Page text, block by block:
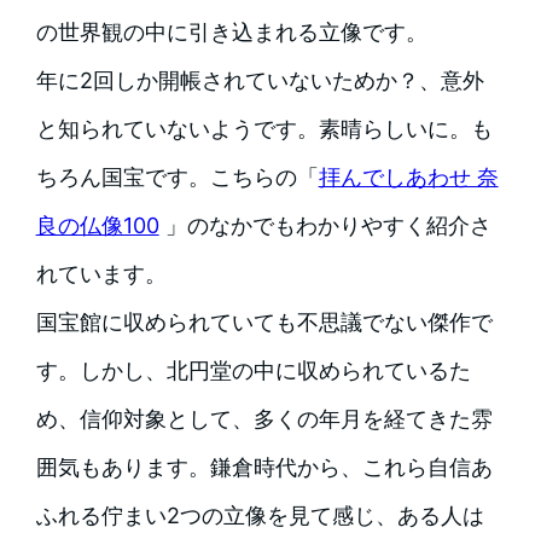
の世界観の中に引き込まれる立像です。
年に2回しか開帳されていないためか？、意外
と知られていないようです。素晴らしいに。も
ちろん国宝です。こちらの「拝んでしあわせ 奈
良の仏像100」のなかでもわかりやすく紹介さ
れています。
国宝館に収められていても不思議でない傑作で
す。しかし、北円堂の中に収められているた
め、信仰対象として、多くの年月を経てきた雰
囲気もあります。鎌倉時代から、これら自信あ
ふれる佇まい2つの立像を見て感じ、ある人は